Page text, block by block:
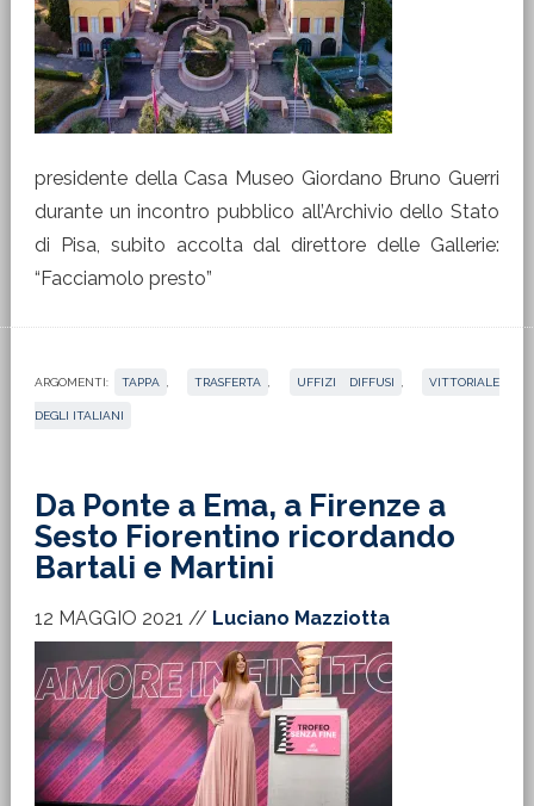
presidente della Casa Museo Giordano Bruno Guerri
durante un incontro pubblico all’Archivio dello Stato
di Pisa, subito accolta dal direttore delle Gallerie:
“Facciamolo presto”
ARGOMENTI: TAPPA TRASFERTA UFFIZI DIFFUSI VITTORIALE
DEGLI ITALIANI
Da Ponte a Ema, a Firenze a
Sesto Fiorentino ricordando
Bartali e Martini
12 MAGGIO 2021 // Luciano Mazziotta